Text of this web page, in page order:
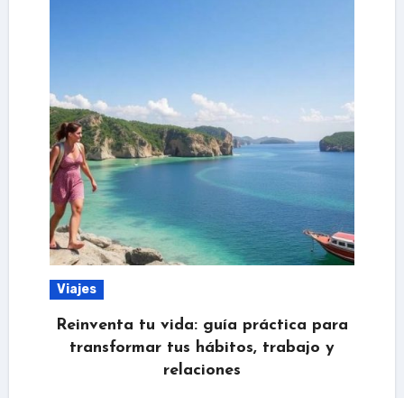
Viajes
Reinventa tu vida: guía práctica para
transformar tus hábitos, trabajo y
relaciones